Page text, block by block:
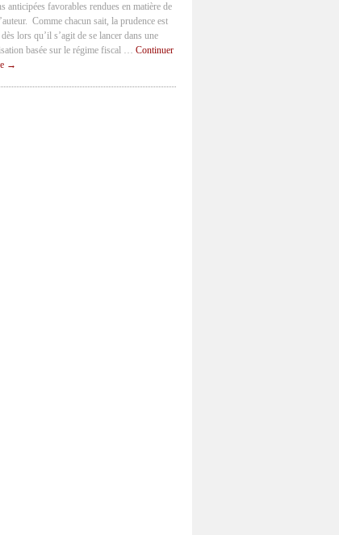
anticipées favorables rendues en matière de
Comme chacun sait, la prudence est
lors qu’il s’agit de se lancer dans une
basée sur le régime fiscal …Continuer
→